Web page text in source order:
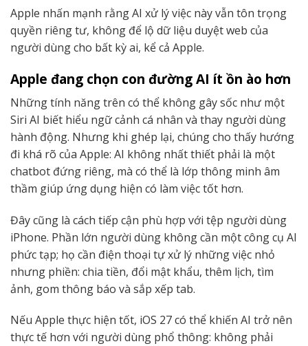
Apple nhấn mạnh rằng AI xử lý việc này vẫn tôn trọng
quyền riêng tư, không để lộ dữ liệu duyệt web của
người dùng cho bất kỳ ai, kể cả Apple.
Apple đang chọn con đường AI ít ồn ào hơn
Những tính năng trên có thể không gây sốc như một
Siri AI biết hiểu ngữ cảnh cá nhân và thay người dùng
hành động. Nhưng khi ghép lại, chúng cho thấy hướng
đi khá rõ của Apple: AI không nhất thiết phải là một
chatbot đứng riêng, mà có thể là lớp thông minh âm
thầm giúp ứng dụng hiện có làm việc tốt hơn.
Đây cũng là cách tiếp cận phù hợp với tệp người dùng
iPhone. Phần lớn người dùng không cần một công cụ AI
phức tạp; họ cần điện thoại tự xử lý những việc nhỏ
nhưng phiền: chia tiền, đổi mật khẩu, thêm lịch, tìm
ảnh, gom thông báo và sắp xếp tab.
Nếu Apple thực hiện tốt, iOS 27 có thể khiến AI trở nên
thực tế hơn với người dùng phổ thông: không phải